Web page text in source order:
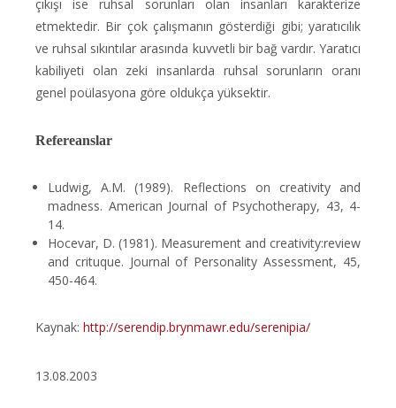
çıkışı ise ruhsal sorunları olan insanları karakterize
etmektedir. Bir çok çalışmanın gösterdiği gibi; yaratıcılık
ve ruhsal sıkıntılar arasında kuvvetli bir bağ vardır. Yaratıcı
kabiliyeti olan zeki insanlarda ruhsal sorunların oranı
genel poülasyona göre oldukça yüksektir.
Refereanslar
Ludwig, A.M. (1989). Reflections on creativity and
madness. American Journal of Psychotherapy, 43, 4-
14.
Hocevar, D. (1981). Measurement and creativity:review
and crituque. Journal of Personality Assessment, 45,
450-464.
Kaynak: http://serendip.brynmawr.edu/serenipia/
13.08.2003